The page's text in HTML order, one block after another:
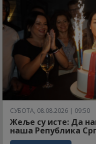
СУБОТА, 08.08.2026 | 09:50
Жеље су исте: Да
наша Република